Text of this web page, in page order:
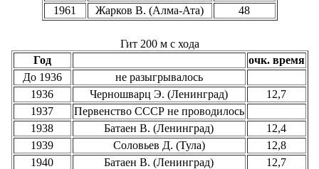
1961
Жарков В. (Алма-Ата) 48
Гит 200 м с хода
Год
очк. время
До 1936
не разыгрывалось
1936
Черношварц Э. (Ленинград)
12,7
1937
Первенство СССР не проводилось
1938
Батаен В. (Ленинград)
12,4
1939
Соловьев Д. (Тула)
12,8
1940
Батаен В. (Ленинград)
12,7